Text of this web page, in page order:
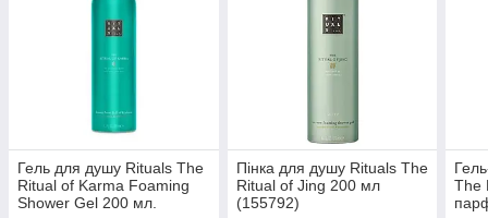
Гель для душу Rituals The
Ritual of Karma Foaming
Shower Gel 200 мл.
Пінка для душу Rituals The
Ritual of Jing 200 мл
(155792)
The